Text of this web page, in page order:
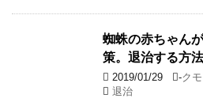
蜘蛛の赤ちゃん
策。退治する方
2019/01/29 -クモ
退治